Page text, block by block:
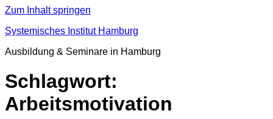
Zum Inhalt springen
Systemisches Institut Hamburg
Ausbildung & Seminare in Hamburg
Schlagwort:
Arbeitsmotivation